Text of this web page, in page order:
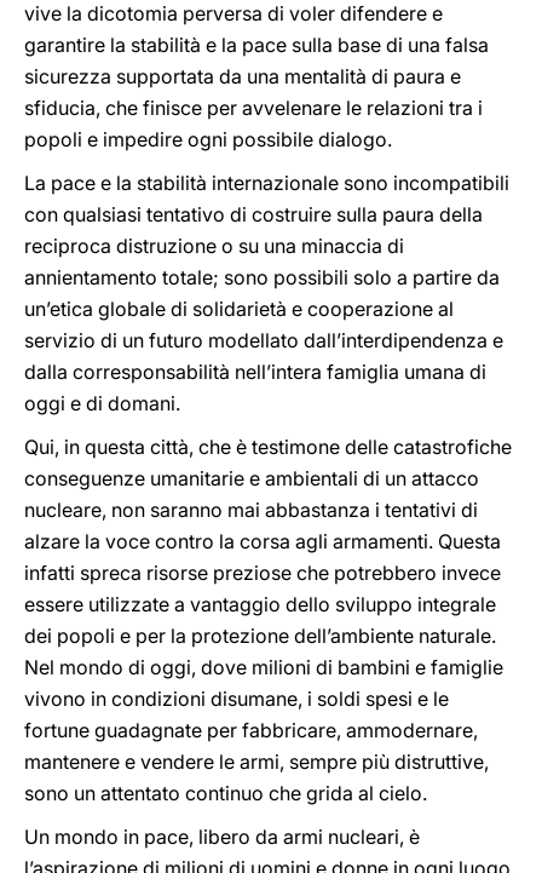
vive la dicotomia perversa di voler difendere e
garantire la stabilità e la pace sulla base di una falsa
sicurezza supportata da una mentalità di paura e
sfiducia, che finisce per avvelenare le relazioni tra i
popoli e impedire ogni possibile dialogo.
La pace e la stabilità internazionale sono incompatibili
con qualsiasi tentativo di costruire sulla paura della
reciproca distruzione o su una minaccia di
annientamento totale; sono possibili solo a partire da
un’etica globale di solidarietà e cooperazione al
servizio di un futuro modellato dall’interdipendenza e
dalla corresponsabilità nell’intera famiglia umana di
oggi e di domani.
Qui, in questa città, che è testimone delle catastrofiche
conseguenze umanitarie e ambientali di un attacco
nucleare, non saranno mai abbastanza i tentativi di
alzare la voce contro la corsa agli armamenti. Questa
infatti spreca risorse preziose che potrebbero invece
essere utilizzate a vantaggio dello sviluppo integrale
dei popoli e per la protezione dell’ambiente naturale.
Nel mondo di oggi, dove milioni di bambini e famiglie
vivono in condizioni disumane, i soldi spesi e le
fortune guadagnate per fabbricare, ammodernare,
mantenere e vendere le armi, sempre più distruttive,
sono un attentato continuo che grida al cielo.
Un mondo in pace, libero da armi nucleari, è
l’aspirazione di milioni di uomini e donne in ogni luogo.